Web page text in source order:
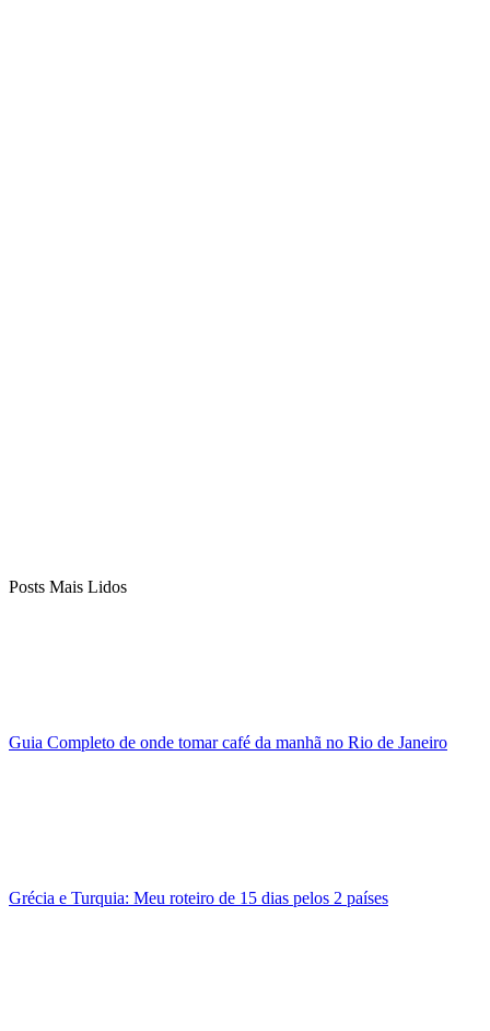
Posts Mais Lidos
Guia Completo de onde tomar café da manhã no Rio de Janeiro
Grécia e Turquia: Meu roteiro de 15 dias pelos 2 países